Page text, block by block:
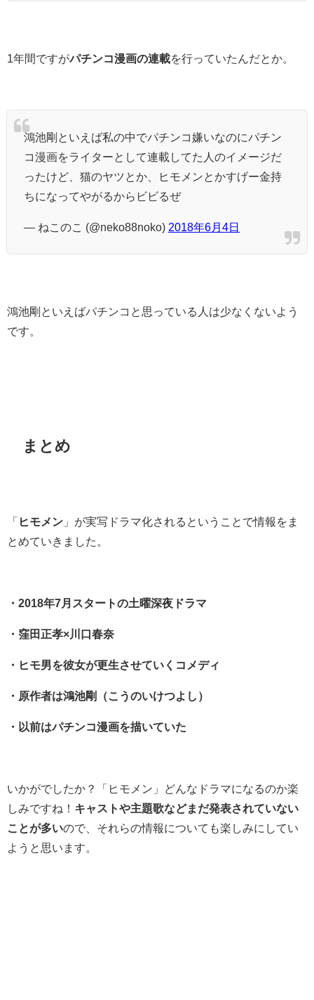
1年間ですがパチンコ漫画の連載を行っていたんだとか。
鴻池剛といえば私の中でパチンコ嫌いなのにパチン
コ漫画をライターとして連載してた人のイメージだ
ったけど、猫のヤツとか、ヒモメンとかすげー金持
ちになってやがるからビビるぜ
— ねこのこ (@neko88noko) 2018年6月4日
鴻池剛といえばパチンコと思っている人は少なくないよう
です。
まとめ
「 ヒモメン 」が実写ドラマ化されるということで情報をま
とめていきました。
・2018年7月スタートの土曜深夜ドラマ
・窪田正孝×川口春奈
・ヒモ男を彼女が更生させていくコメディ
・原作者は鴻池剛（こうのいけつよし）
・以前はパチンコ漫画を描いていた
いかがでしたか？「ヒモメン」どんなドラマになるのか楽
しみですね！ キャストや主題歌などまだ発表されていない
ことが多いので、それらの情報についても楽しみにしてい
ようと思います。